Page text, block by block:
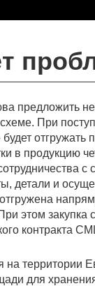
предложить
При
отгружать
в продукцию
детали и
этом закупка
контракта
территории
для